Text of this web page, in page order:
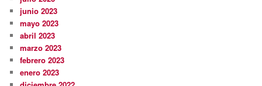
junio 2023
mayo 2023
abril 2023
marzo 2023
febrero 2023
enero 2023